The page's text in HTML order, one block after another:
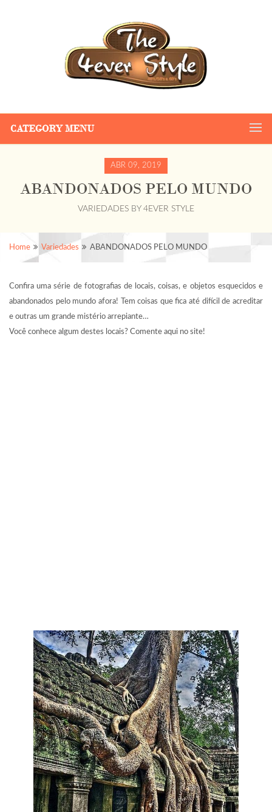
CATEGORY MENU
ABR 09, 2019
ABANDONADOS PELO MUNDO
VARIEDADES BY 4EVER STYLE
Home Variedades ABANDONADOS PELO MUNDO
Confira uma série de fotografias de locais, coisas, e objetos esquecidos e
abandonados pelo mundo afora! Tem coisas que fica até difícil de acreditar
e outras um grande mistério arrepiante…
Você conhece algum destes locais? Comente aqui no site!